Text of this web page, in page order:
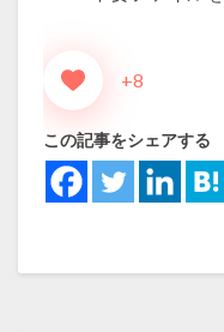
+8
この記事をシェアする